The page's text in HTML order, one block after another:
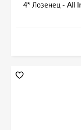
4* Лозенец - All